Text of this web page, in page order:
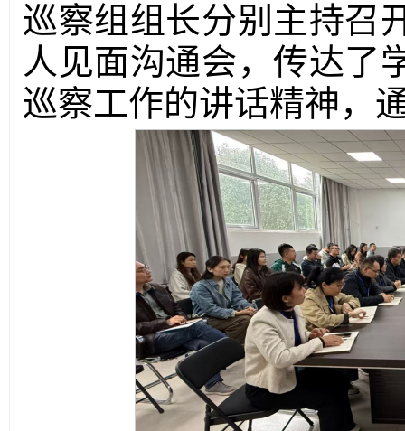
巡察组组长分别主持召
人见面沟通会，传达了
巡察工作的讲话精神，